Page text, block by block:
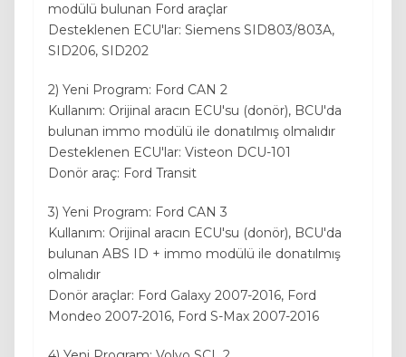
modülü bulunan Ford araçlar
Desteklenen ECU'lar: Siemens SID803/803A,
SID206, SID202
2) Yeni Program: Ford CAN 2
Kullanım: Orijinal aracın ECU'su (donör), BCU'da
bulunan immo modülü ile donatılmış olmalıdır
Desteklenen ECU'lar: Visteon DCU-101
Donör araç: Ford Transit
3) Yeni Program: Ford CAN 3
Kullanım: Orijinal aracın ECU'su (donör), BCU'da
bulunan ABS ID + immo modülü ile donatılmış
olmalıdır
Donör araçlar: Ford Galaxy 2007-2016, Ford
Mondeo 2007-2016, Ford S-Max 2007-2016